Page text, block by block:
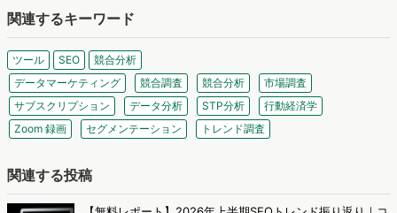
関連するキーワード
ツール SEO
競合分析
データマーケティング
競合調査 競合分析
市場調査
サブスクリプション
データ分析 STP分析
行動経済学
Zoom 録画
セグメンテーション トレンド調査
関連する投稿